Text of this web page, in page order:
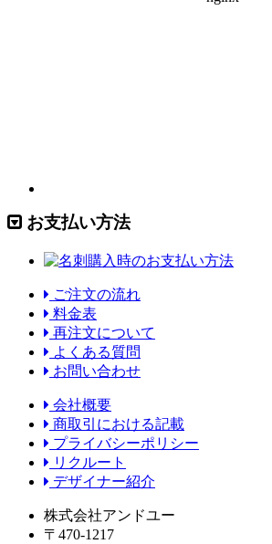
お支払い方法
ご注文の流れ
料金表
再注文について
よくある質問
お問い合わせ
会社概要
商取引における記載
プライバシーポリシー
リクルート
デザイナー紹介
株式会社アンドユー
〒470-1217